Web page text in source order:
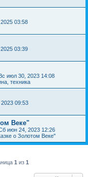
03:58
03:39
июл 30, 2023 14:08
техника
09:53
Веке"
июн 24, 2023 12:26
о Золотом Веке"
1 из 1